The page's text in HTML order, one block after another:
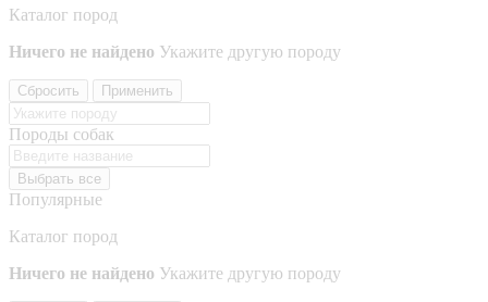
Каталог пород
Ничего не найдено Укажите другую породу
Сбросить Применить
Породы собак
Выбрать все
Популярные
Каталог пород
Ничего не найдено Укажите другую породу